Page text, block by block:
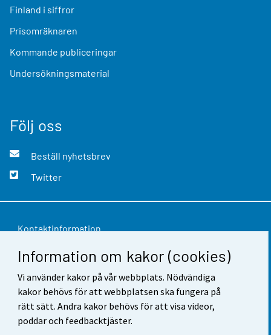
Information om kakor (cookies)
Vi använder kakor på vår webbplats. Nödvändiga
kakor behövs för att webbplatsen ska fungera på
rätt sätt. Andra kakor behövs för att visa videor,
poddar och feedbacktjäster.
Finland i siffror
Prisomräknaren
Kommande publiceringar
Undersökningsmaterial
Följ oss
Beställ nyhetsbrev
Twitter
Kontaktinformation
Respons
Användarvillkor
Dataskydd
Tillgänglighet